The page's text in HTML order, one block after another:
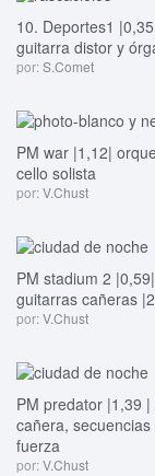
10. Deportes1
guitarra distor y
por:S.Comet
PM war |1,12|
cello solista
por:V.Chust
PM stadium 2
guitarras cañeras
por:V.Chust
PM predator |1,39 |
cañera, secuencias
fuerza
por:V.Chust